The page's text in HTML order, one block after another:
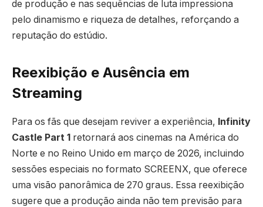
de produção e nas sequências de luta impressiona
pelo dinamismo e riqueza de detalhes, reforçando a
reputação do estúdio.
Reexibição e Ausência em
Streaming
Para os fãs que desejam reviver a experiência, Infinity
Castle Part 1 retornará aos cinemas na América do
Norte e no Reino Unido em março de 2026, incluindo
sessões especiais no formato SCREENX, que oferece
uma visão panorâmica de 270 graus. Essa reexibição
sugere que a produção ainda não tem previsão para